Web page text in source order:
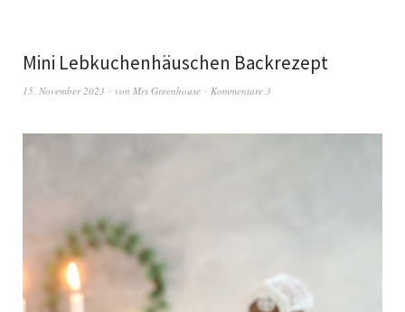
Mini Lebkuchenhäuschen Backrezept
15. November 2023 von Mrs Greenhouse Kommentare 3